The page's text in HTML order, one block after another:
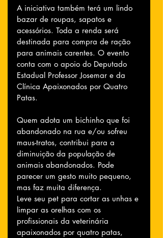
A iniciativa também terá um lindo
bazar de roupas, sapatos e
acessórios. Toda a renda será
destinada para compra de ração
para animais carentes. O evento
conta com o apoio do Deputado
Estadual Professor Josemar e da
Clínica Apaixonados por Quatro
Patas.
Quem adota um bichinho que foi
abandonado na rua e/ou sofreu
maus-tratos, contribui para a
diminuição da população de
animais abandonados. Pode
parecer um gesto muito pequeno,
mas faz muita diferença.
Leve seu pet para cortar as unhas e
limpar as orelhas com os
profissionais da veterinária
apaixonados por quatro patas,